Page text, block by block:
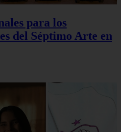
para los
del Séptimo Arte en